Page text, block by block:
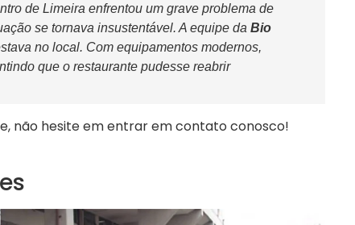
de Limeira enfrentou um grave problema de
se tornava insustentável. A equipe da Bio
no local. Com equipamentos modernos,
que o restaurante pudesse reabrir
não hesite em entrar em contato conosco!